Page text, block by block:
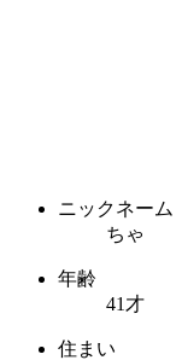
ニックネーム
ちゃ
年齢
41才
住まい